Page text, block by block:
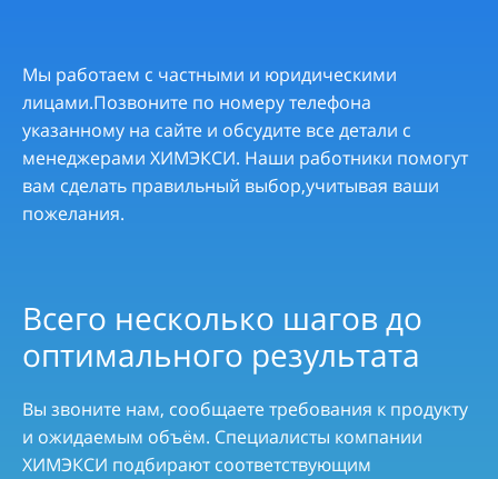
Мы работаем с частными и юридическими
лицами.Позвоните по номеру телефона
указанному на сайте и обсудите все детали с
менеджерами ХИМЭКСИ. Наши работники помогут
вам сделать правильный выбор,учитывая ваши
пожелания.
Всего несколько шагов до
оптимального результата
Вы звоните нам, сообщаете требования к продукту
и ожидаемым объём. Специалисты компании
ХИМЭКСИ подбирают соответствующим